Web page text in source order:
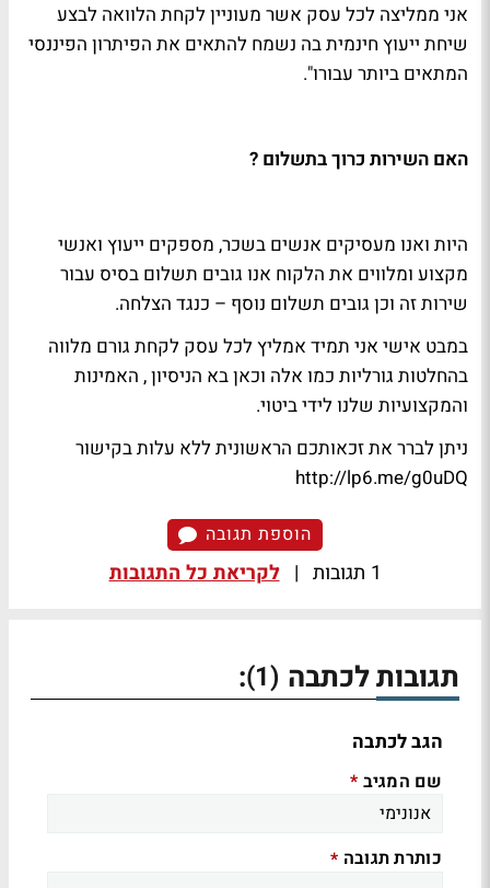
אני ממליצה לכל עסק אשר מעוניין לקחת הלוואה לבצע
שיחת ייעוץ חינמית בה נשמח להתאים את הפיתרון הפיננסי
המתאים ביותר עבורו".
האם השירות כרוך בתשלום ?
היות ואנו מעסיקים אנשים בשכר, מספקים ייעוץ ואנשי
מקצוע ומלווים את הלקוח אנו גובים תשלום בסיס עבור
שירות זה וכן גובים תשלום נוסף – כנגד הצלחה.
במבט אישי אני תמיד אמליץ לכל עסק לקחת גורם מלווה
בהחלטות גורליות כמו אלה וכאן בא הניסיון , האמינות
והמקצועיות שלנו לידי ביטוי.
ניתן לברר את זכאותכם הראשונית ללא עלות בקישור
http://lp6.me/g0uDQ
הוספת תגובה
1 תגובות | לקריאת כל התגובות
תגובות לכתבה (1)
:
הגב לכתבה
שם המגיב *
כותרת תגובה *